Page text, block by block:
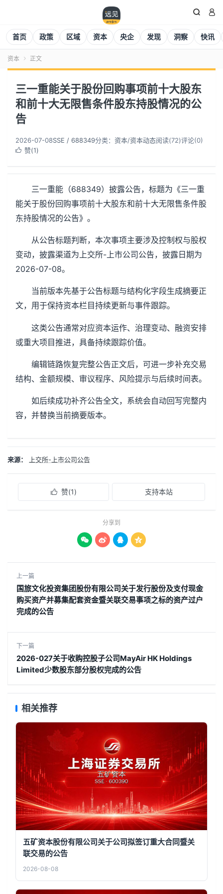
 
首页 政策 区域 资本 央企 发现 洞察 快讯
资本  正文
三一重能关于股份回购事项前十大股东
和前十大无限售条件股东持股情况的公
告
2026-07-08SSE / 688349分类： 资本/资本动态阅读(72)评论(0)
 赞(1)
三一重能（688349）披露公告，标题为《三一重
能关于股份回购事项前十大股东和前十大无限售条件股
东持股情况的公告》。
从公告标题判断，本次事项主要涉及控制权与股权
变动，披露渠道为上交所-上市公司公告，披露日期为
2026-07-08。
当前版本先基于公告标题与结构化字段生成摘要正
文，用于保持资本栏目持续更新与事件跟踪。
这类公告通常对应资本运作、治理变动、融资安排
或重大项目推进，具备持续跟踪价值。
编辑链路恢复完整公告正文后，可进一步补充交易
结构、金额规模、审议程序、风险提示与后续时间表。
如后续成功补齐公告全文，系统会自动回写完整内
容，并替换当前摘要版本。
来源： 上交所-上市公司公告
 赞(1) 支持本站
分享到
   
上一篇
国旅文化投资集团股份有限公司关于发行股份及支付现金
购买资产并募集配套资金暨关联交易事项之标的资产过户
完成的公告
下一篇
2026-027关于收购控股子公司MayAir HK Holdings
Limited少数股东部分股权完成的公告
相关推荐
五矿资本股份有限公司关于公司拟签订重大合同暨关
联交易的公告
2026-08-08